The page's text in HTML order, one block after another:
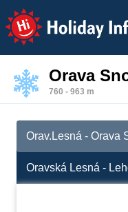
Holiday Info
Orava
760 - 963 m
Orav.Lesná - Orava
Oravská Lesná -